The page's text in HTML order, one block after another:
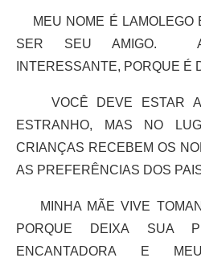
MEU NOME É LAMOLEGO
SER SEU AMIGO.
INTERESSANTE, PORQUE É
VOCÊ DEVE ESTAR
ESTRANHO, MAS NO
CRIANÇAS RECEBEM OS
AS PREFERÊNCIAS DOS
MINHA MÃE VIVE
PORQUE DEIXA SUA
ENCANTADORA E